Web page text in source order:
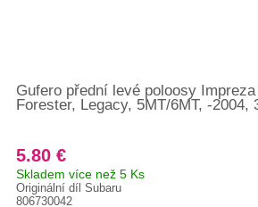
Gufero přední levé poloosy
Forester, Legacy, 5MT/6MT, -2004,
5.80 €
Skladem více než 5 Ks
Originální díl Subaru
806730042